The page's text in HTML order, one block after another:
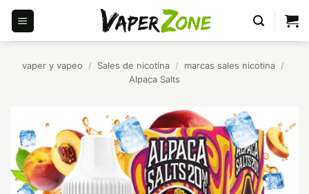
Saltar
contenido
vaper y vapeo / Sales de nicotina / marcas sales nicotina /
Alpaca Salts